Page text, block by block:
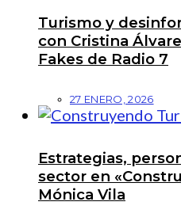
Turismo y
con Cristina
Fakes de Radio 7
27 ENERO, 2026
Estrategias,
sector en
Mónica Vila